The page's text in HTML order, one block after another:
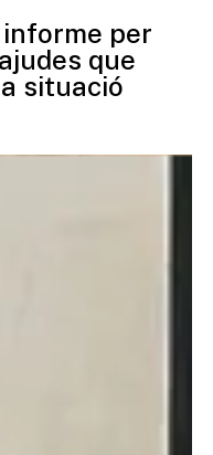
per
que
situació